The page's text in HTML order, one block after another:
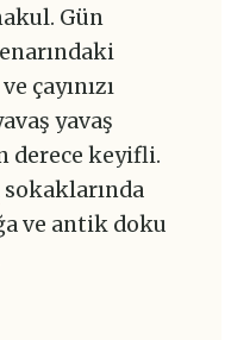
Gün
çayınızı
yavaş
derece keyifli.
sokaklarında
ve antik doku